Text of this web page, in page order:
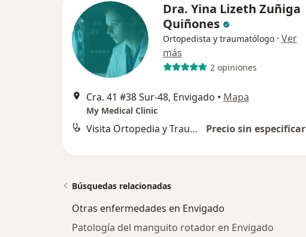
Dra. Yina Lizeth Zuñiga
Quiñones
Ortopedista y traumatólogo · Ver
más
2 opiniones
Cra. 41 #38 Sur-48, Envigado • Mapa
My Medical Clinic
Visita Ortopedia y Traumatología Precio sin especificar
Búsquedas relacionadas
Otras enfermedades en Envigado
Patología del manguito rotador en Envigado